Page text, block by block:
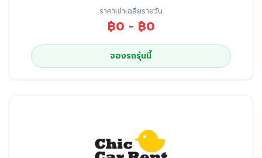
ราคาเช่าเฉลี่ยรายวัน
฿0 - ฿0
จองรถรุ่นนี้